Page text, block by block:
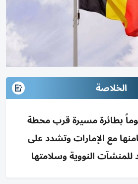
الخلاصة
بطائرة مسيرة قرب محطة
مع الإمارات وتشدد على
النووية وسلامتها